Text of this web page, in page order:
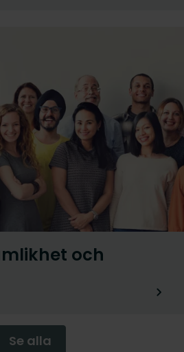
och
Se alla